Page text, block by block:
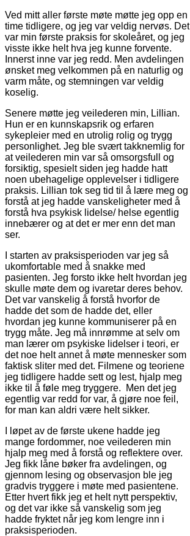
Ved mitt aller første møte møtte jeg opp en
time tidligere, og jeg var veldig nervøs. Det
var min første praksis for skoleåret, og jeg
visste ikke helt hva jeg kunne forvente.
Innerst inne var jeg redd. Men avdelingen
ønsket meg velkommen på en naturlig og
varm måte, og stemningen var veldig
koselig.
Senere møtte jeg veilederen min, Lillian.
Hun er en kunnskapsrik og erfaren
sykepleier med en utrolig rolig og trygg
personlighet. Jeg ble svært takknemlig for
at veilederen min var så omsorgsfull og
forsiktig, spesielt siden jeg hadde hatt
noen ubehagelige opplevelser i tidligere
praksis. Lillian tok seg tid til å lære meg og
forstå at jeg hadde vanskeligheter med å
forstå hva psykisk lidelse/ helse egentlig
innebærer og at det er mer enn det man
ser.
I starten av praksisperioden var jeg så
ukomfortable med å snakke med
pasienten. Jeg forsto ikke helt hvordan jeg
skulle møte dem og ivaretar deres behov.
Det var vanskelig å forstå hvorfor de
hadde det som de hadde det, eller
hvordan jeg kunne kommuniserer på en
trygg måte. Jeg må innrømme at selv om
man lærer om psykiske lidelser i teori, er
det noe helt annet å møte mennesker som
faktisk sliter med det. Filmene og teoriene
jeg tidligere hadde sett og lest, hjalp meg
ikke til å føle meg tryggere. Men det jeg
egentlig var redd for var, å gjøre noe feil,
for man kan aldri være helt sikker.
I løpet av de første ukene hadde jeg
mange fordommer, noe veilederen min
hjalp meg med å forstå og reflektere over.
Jeg fikk låne bøker fra avdelingen, og
gjennom lesing og observasjon ble jeg
gradvis tryggere i møte med pasientene.
Etter hvert fikk jeg et helt nytt perspektiv,
og det var ikke så vanskelig som jeg
hadde fryktet når jeg kom lengre inn i
praksisperioden.